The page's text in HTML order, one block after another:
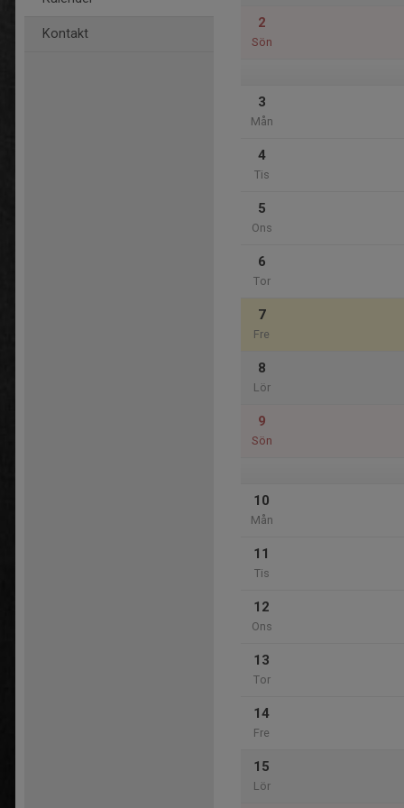
Kontakt
2
Sön
3
Mån
4
Tis
5
Ons
6
Tor
7
Fre
8
Lör
9
Sön
10
Mån
11
Tis
12
Ons
13
Tor
14
Fre
15
Lör